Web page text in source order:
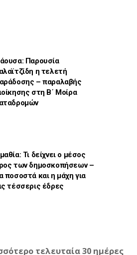
Παρουσία
η τελετή
– παραλαβής
στη Β΄ Μοίρα
Τι δείχνει ο μέσος
των δημοσκοπήσεων –
ποσοστά και η μάχη για
τέσσερις έδρες
τελευταία 30 ημέρες